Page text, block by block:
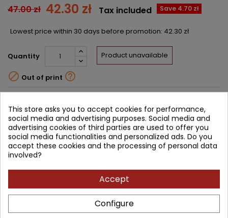
47.00 zł 42.30 zł Save 4.70 zł
Tax included
Lowest price within 30 days before promotion: 42.30 zł
Quantity Product unavailable
 Out of print 
Notify me about new stock
Enter your email address to get notifications about new stock of
this product
DESCRIPTION
PRODUCT DETAILS
PRODUCT TABLE OF CONTENTS
This store asks you to accept cookies for performance,
social media and advertising purposes. Social media and
advertising cookies of third parties are used to offer you
social media functionalities and personalized ads. Do you
accept these cookies and the processing of personal data
involved?
Accept
Configure